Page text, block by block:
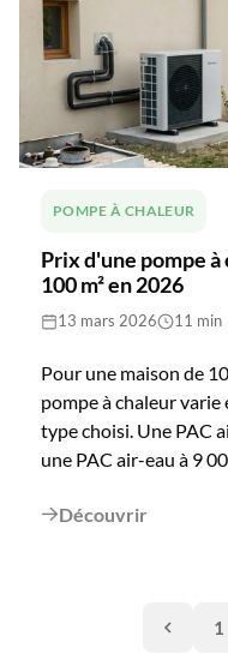
ADEME, les formules
concrets pour
après l'installation.
POMPE À CHALEUR
Prix d'une pompe
100 m² en 2026
13 mars 2026 11 min
Pour une maison de
pompe à chaleur
type choisi. Une PAC
une PAC air-eau à 9
MaPrimeRénov',
nécessaires sont
régions plus froides,
Découvrir
1